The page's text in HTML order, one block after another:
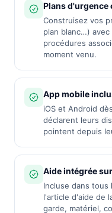
Plans
Construisez vos
plan blanc…)
procédures
moment venu.
App mobile
iOS et Android
déclarent leurs
pointent depuis
Aide intégrée
Incluse dans
l'article d'aide de
garde, matériel,